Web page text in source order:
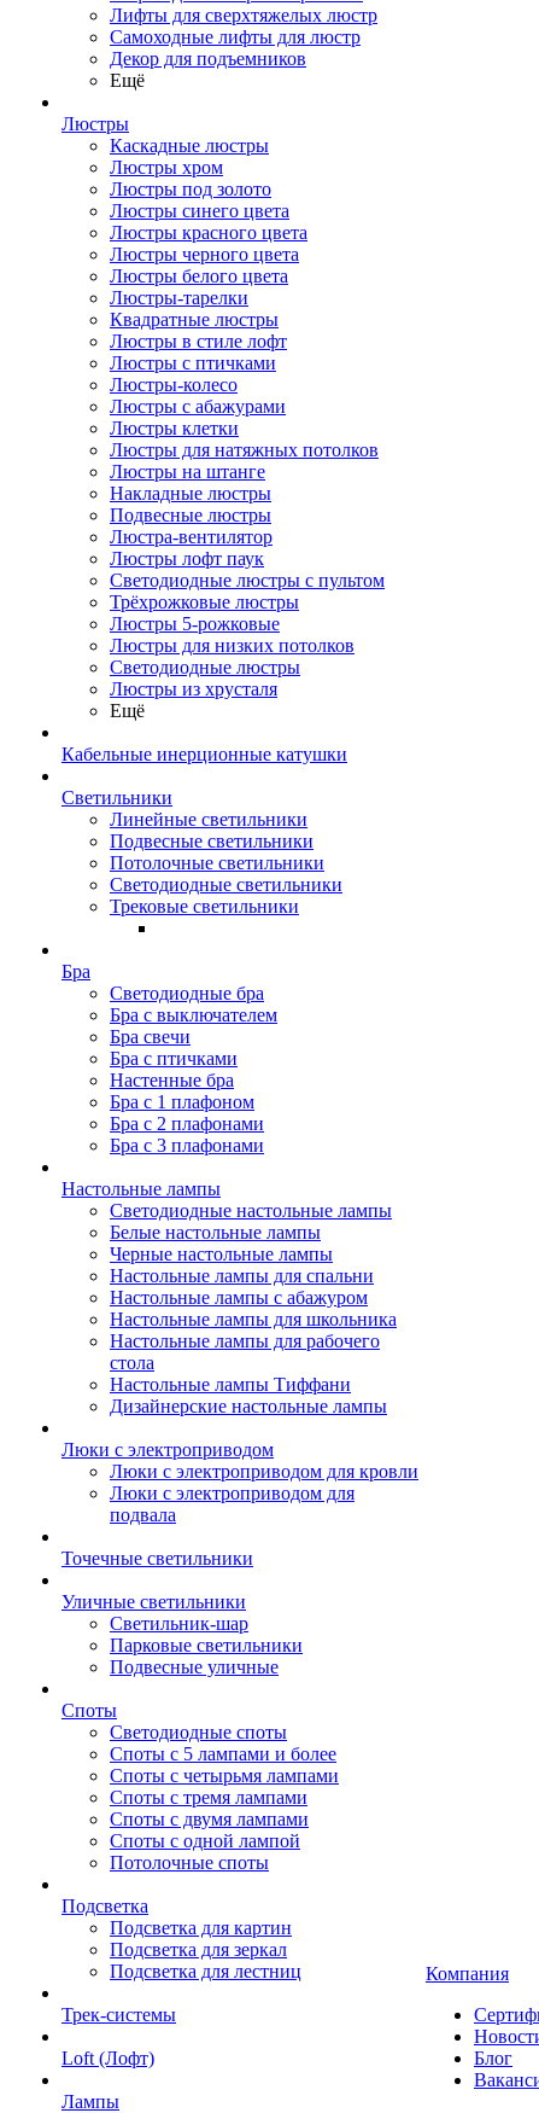
Лифты для сверхтяжелых люстр
Самоходные лифты для люстр
Декор для подъемников
Ещё
Люстры
Каскадные люстры
Люстры хром
Люстры под золото
Люстры синего цвета
Люстры красного цвета
Люстры черного цвета
Люстры белого цвета
Люстры-тарелки
Квадратные люстры
Люстры в стиле лофт
Люстры с птичками
Люстры-колесо
Люстры с абажурами
Люстры клетки
Люстры для натяжных потолков
Люстры на штанге
Накладные люстры
Подвесные люстры
Люстра-вентилятор
Люстры лофт паук
Светодиодные люстры с пультом
Трёхрожковые люстры
Люстры 5-рожковые
Люстры для низких потолков
Cветодиодные люстры
Люстры из хрусталя
Ещё
Кабельные инерционные катушки
Светильники
Линейные светильники
Подвесные светильники
Потолочные светильники
Светодиодные светильники
Трековые светильники
Бра
Светодиодные бра
Бра с выключателем
Бра свечи
Бра с птичками
Настенные бра
Бра с 1 плафоном
Бра с 2 плафонами
Бра с 3 плафонами
Настольные лампы
Светодиодные настольные лампы
Белые настольные лампы
Черные настольные лампы
Настольные лампы для спальни
Настольные лампы с абажуром
Настольные лампы для школьника
Настольные лампы для рабочего
стола
Настольные лампы Тиффани
Дизайнерские настольные лампы
Люки с электроприводом
Люки с электроприводом для кровли
Люки с электроприводом для
подвала
Точечные светильники
Уличные светильники
Светильник-шар
Парковые светильники
Подвесные уличные
Споты
Светодиодные споты
Споты с 5 лампами и более
Споты с четырьмя лампами
Споты с тремя лампами
Споты с двумя лампами
Споты с одной лампой
Потолочные споты
Подсветка
Подсветка для картин
Подсветка для зеркал
Подсветка для лестниц
Трек-системы
Loft (Лофт)
Лампы
Компания
Блог